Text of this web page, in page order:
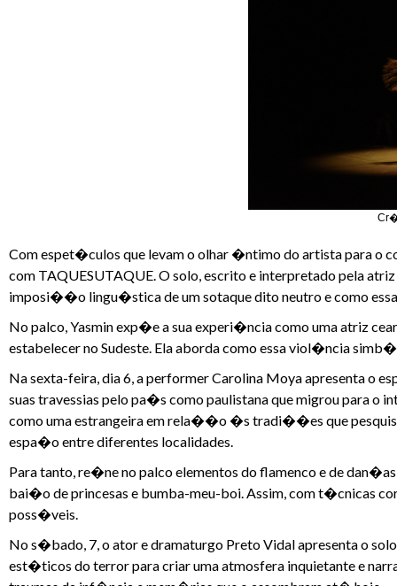
Com espet�culos que levam o olhar �ntimo do artista para o
com TAQUESUTAQUE. O solo, escrito e interpretado pela
imposi��o lingu�stica de um sotaque dito neutro e como
No palco, Yasmin exp�e a sua experi�ncia como uma atriz
estabelecer no Sudeste. Ela aborda como essa viol�ncia
Na sexta-feira, dia 6, a performer Carolina Moya apresenta
suas travessias pelo pa�s como paulistana que migrou para o
como uma estrangeira em rela��o �s tradi��es que pesquisa
espa�o entre diferentes localidades.
Para tanto, re�ne no palco elementos do flamenco e de
bai�o de princesas e bumba-meu-boi. Assim, com t�cnicas
poss�veis.
No s�bado, 7, o ator e dramaturgo Preto Vidal apresenta o
est�ticos do terror para criar uma atmosfera inquietante e